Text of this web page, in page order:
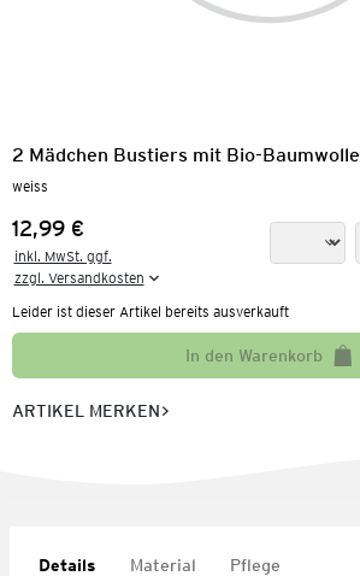
2 Mädchen Bustiers mit Bio-Baumwolle
weiss
Preis:
12,99 €
inkl. MwSt. ggf.
zzgl. Versandkosten
Leider ist dieser Artikel bereits ausverkauft
In den Warenkorb
ARTIKEL MERKEN
Details Material Pflege